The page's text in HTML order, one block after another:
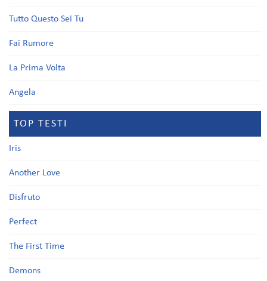
Tutto Questo Sei Tu
Fai Rumore
La Prima Volta
Angela
TOP TESTI
Iris
Another Love
Disfruto
Perfect
The First Time
Demons